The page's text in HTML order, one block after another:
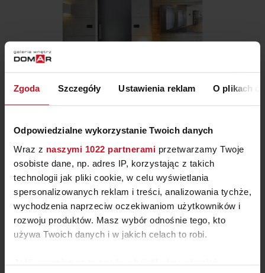
Zgoda Szczegóły Ustawienia reklam O plikach
Odpowiedzialne wykorzystanie Twoich danych
Wraz z naszymi 1022 partnerami przetwarzamy Twoje
osobiste dane, np. adres IP, korzystając z takich
technologii jak pliki cookie, w celu wyświetlania
spersonalizowanych reklam i treści, analizowania tychże,
wychodzenia naprzeciw oczekiwaniom użytkowników i
rozwoju produktów. Masz wybór odnośnie tego, kto
używa Twoich danych i w jakich celach to robi.
Jeśli wyrazisz na to zgodę, chcielibyśmy również:
OLEJOWANA QUERCUS
ZAPYTAJ O CENĘ W SALONIE